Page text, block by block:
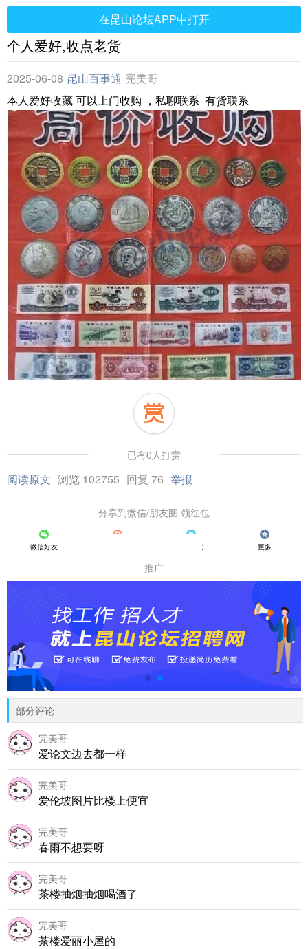
在昆山论坛APP中打开
个人爱好,收点老货
2025-06-08 昆山百事通 完美哥
本人爱好收藏 可以上门收购 ，私聊联系 有货联系
已有0人打赏
阅读原文 浏览 102755 回复 76 举报
分享到微信/朋友圈 领红包
微信好友 QQ好友 更多
推广
部分评论
完美哥
爱论文边去都一样
完美哥
爱伦坡图片比楼上便宜
完美哥
春雨不想要呀
完美哥
茶楼抽烟抽烟喝酒了
完美哥
茶楼爱丽小屋的